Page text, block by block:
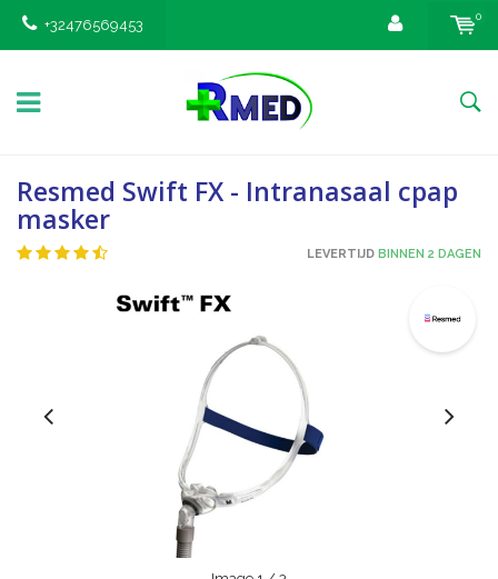
+32476569453
0
Resmed Swift FX - Intranasaal cpap
masker
LEVERTIJD BINNEN 2 DAGEN